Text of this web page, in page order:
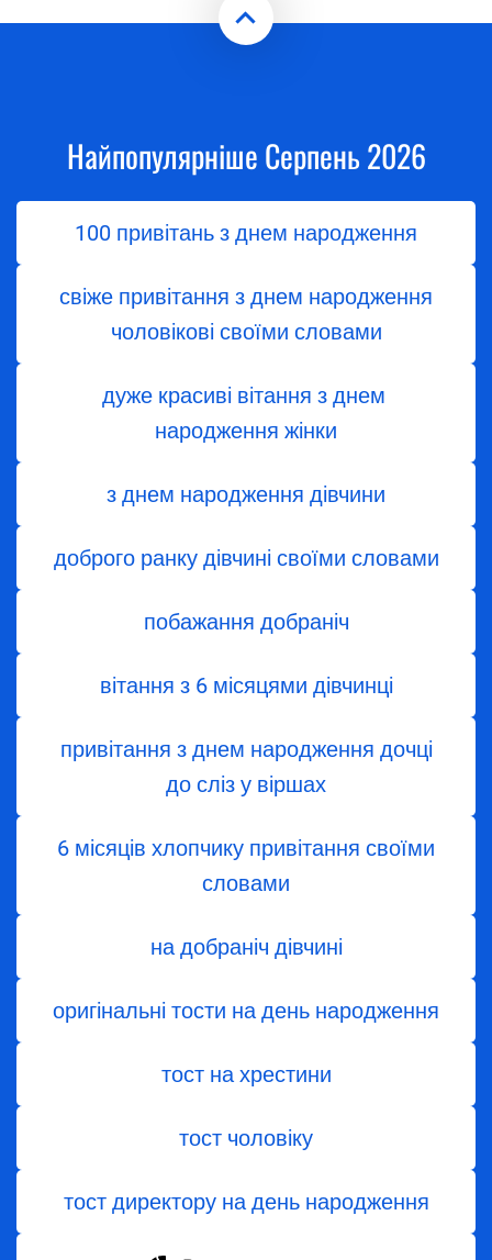
Найпопулярніше Серпень 2026
100 привітань з днем народження
свіже привітання з днем народження
чоловікові своїми словами
дуже красиві вітання з днем ​​
народження жінки
з днем ​​народження дівчини
доброго ранку дівчині своїми словами
побажання добраніч
вітання з 6 місяцями дівчинці
привітання з днем народження дочці
до сліз у віршах
6 місяців хлопчику привітання своїми
словами
на добраніч дівчині
оригінальні тости на день народження
тост на хрестини
тост чоловіку
тост директору на день народження